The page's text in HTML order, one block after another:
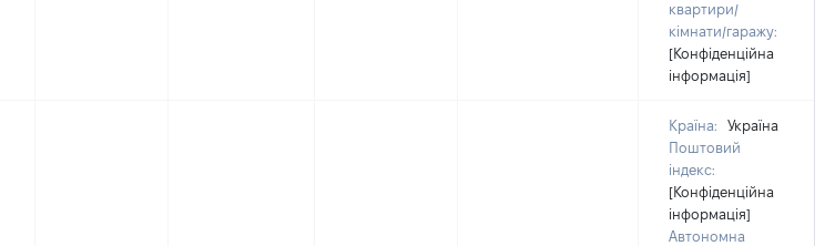
квартири/
кімнати/гаражу:
[Конфіденційна
інформація]
Країна:
Україна
Поштовий
індекс:
[Конфіденційна
інформація]
Автономна